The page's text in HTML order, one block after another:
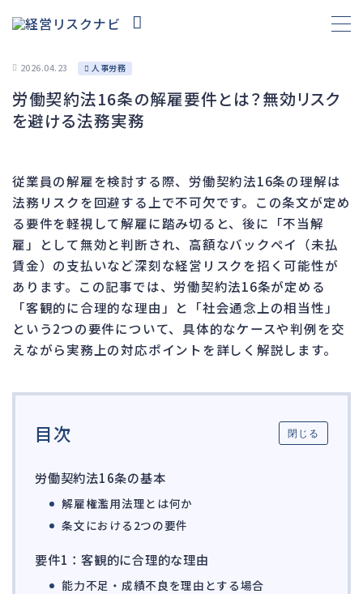
財務 657
資金繰り 192
資産売却 189
法務
差押・強制執行 225
法令違反・行政処分 312
訴訟・不正 281
損害賠償・知的財産 272
経営 157
人事労務
人件費 20
労働問題 266
労災・ハラスメント 144
事業運営 374
2026.04.23 人事労務
労働契約法16条の解雇要件とは？無効リスク
を避ける法務実務
従業員の解雇を検討する際、労働契約法16条の理解は
法務リスクを回避する上で不可欠です。この条文が定め
る要件を軽視して解雇に踏み切ると、後に「不当解
雇」として無効と判断され、高額なバックペイ（未払
賃金）の支払いなど深刻な経営リスクを招く可能性が
あります。この記事では、労働契約法16条が定める
「客観的に合理的な理由」と「社会通念上の相当性」
という2つの要件について、具体的なケースや判例を交
えながら実務上の対応ポイントを詳しく解説します。
閉じる
目次
労働契約法16条の基本
解雇権濫用法理とは何か
条文における2つの要件
要件1：客観的に合理的な理由
能力不足・成績不良を理由とする場合